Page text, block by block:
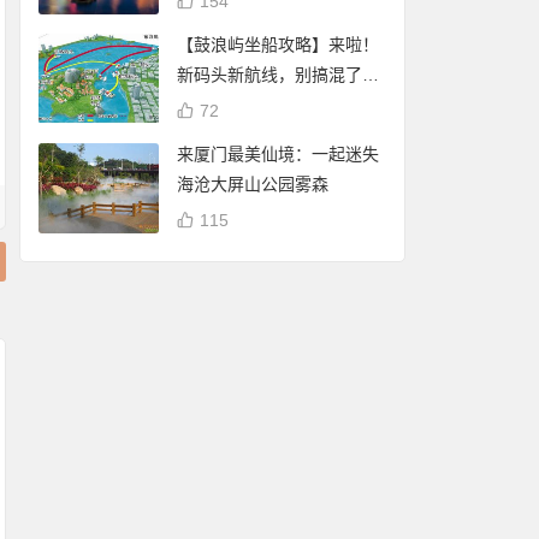
【鼓浪屿坐船攻略】来啦！
新码头新航线，别搞混了
哦！72
来厦门最美仙境：一起迷失
海沧大屏山公园雾森
115